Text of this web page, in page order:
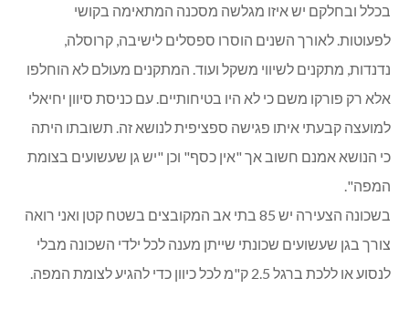
בכלל ובחלקם יש איזו מגלשה מסכנה המתאימה בקושי
לפעוטות. לאורך השנים הוסרו ספסלים לישיבה, קרוסלה,
נדנדות, מתקנים לשיווי משקל ועוד. המתקנים מעולם לא הוחלפו
אלא רק פורקו משם כי לא היו בטיחותיים. עם כניסת סיוון יחיאלי
למועצה קבעתי איתו פגישה ספציפית לנושא זה. תשובתו היתה
כי הנושא אמנם חשוב אך "אין כסף" וכן "יש גן שעשועים בצומת
המפה".
בשכונה הצעירה יש 85 בתי אב המקובצים בשטח קטן ואני רואה
צורך בגן שעשועים שכונתי שייתן מענה לכל ילדי השכונה מבלי
לנסוע או ללכת ברגל 2.5 ק"מ לכל כיוון כדי להגיע לצומת המפה.